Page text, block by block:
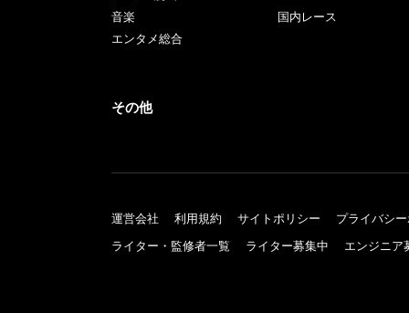
音楽
エンタメ総合
国内レース
その他
運営会社 利用規約 サイトポリシー
プライバシ
ライター・監修者一覧
ライター募集中 エンジニア